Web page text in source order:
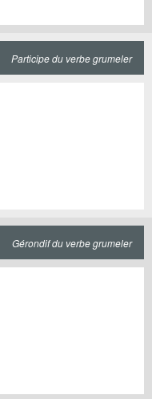
Participe du verbe grumeler
Gérondif du verbe grumeler